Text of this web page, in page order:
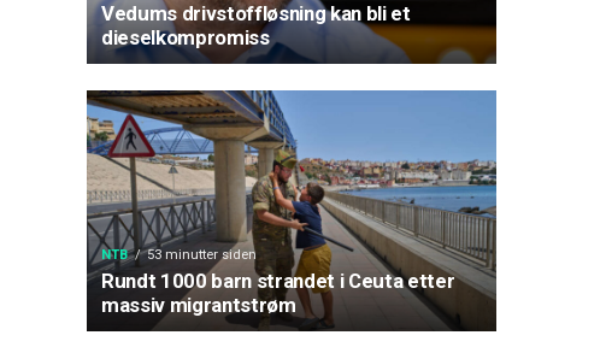
Vedums drivstoffløsning kan bli et
dieselkompromiss
NTB 53 minutter siden
Rundt 1000 barn strandet i Ceuta etter
massiv migrantstrøm